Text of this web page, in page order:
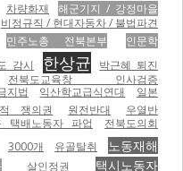
차량화재
해군기지 / 강정마을
비정규직 / 현대자동차 / 불법파견
민주노총 전북본부 인문학
감시 한상균
박근혜 퇴진
전북도교육창 인사검증
지법 익산학교급식연대 일본
쟁의권 원전반대
우열반
택배노동자 파업
전북도의회
3000개 유골탈취 노동재해
살인정권 택시노동자